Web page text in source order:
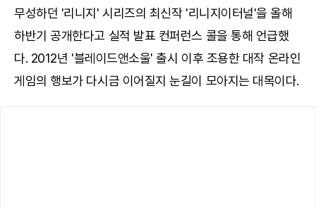
무성하던 '리니지' 시리즈의 최신작 '리니지이터널'을 올해
하반기 공개한다고 실적 발표 컨퍼런스 콜을 통해 언급했
다. 2012년 '블레이드앤소울' 출시 이후 조용한 대작 온라인
게임의 행보가 다시금 이어질지 눈길이 모아지는 대목이다.